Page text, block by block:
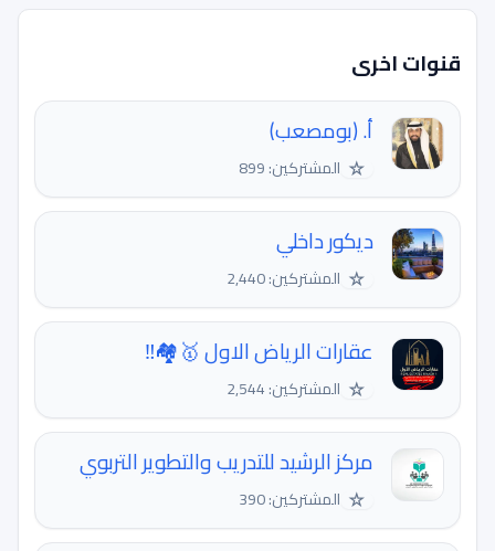
قنوات اخرى
أ. ﴿بومصعب﴾
☆ المشتركين: 899
ديكور داخلي
☆ المشتركين: 2,440
عقارات الرياض الاول 🥇🏘️‼️
☆ المشتركين: 2,544
مركز الرشيد للتدريب والتطوير التربوي
☆ المشتركين: 390